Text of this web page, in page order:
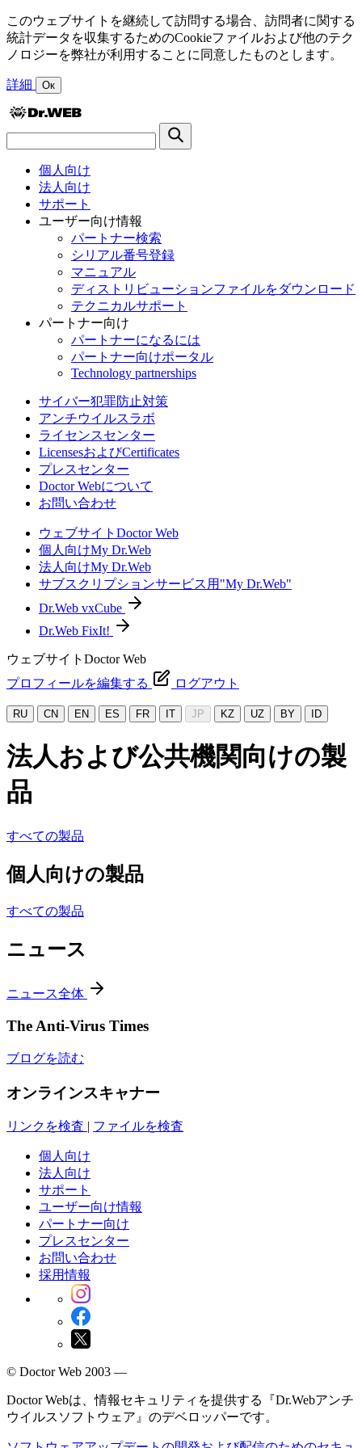
このウェブサイトを継続して訪問する場合、訪問者に関する
統計データを収集するためのCookieファイルおよび他のテク
ノロジーを弊社が利用することに同意したものとします。
詳細 Ок
個人向け
法人向け
サポート
ユーザー向け情報
パートナー検索
シリアル番号登録
マニュアル
ディストリビューションファイルをダウンロード
テクニカルサポート
パートナー向け
パートナーになるには
パートナー向けポータル
Technology partnerships
サイバー犯罪防止対策
アンチウイルスラボ
ライセンスセンター
LicensesおよびCertificates
プレスセンター
Doctor Webについて
お問い合わせ
ウェブサイトDoctor Web
個人向けMy Dr.Web
法人向けMy Dr.Web
サブスクリプションサービス用"My Dr.Web"
Dr.Web vxCube
Dr.Web FixIt!
ウェブサイトDoctor Web
プロフィールを編集する
ログアウト
RU CN EN ES FR IT JP KZ UZ BY ID
法人および公共機関向けの製
品
すべての製品
個人向けの製品
すべての製品
ニュース
ニュース全体
The Anti-Virus Times
ブログを読む
オンラインスキャナー
リンクを検査 | ファイルを検査
個人向け
法人向け
サポート
ユーザー向け情報
パートナー向け
プレスセンター
お問い合わせ
採用情報
© Doctor Web 2003 —
Doctor Webは、情報セキュリティを提供する『Dr.Webアンチ
ウイルスソフトウェア』のデベロッパーです。